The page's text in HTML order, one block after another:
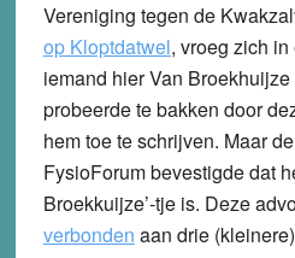
Vereniging tegen de
op Kloptdatwel, vroeg zich
iemand hier Van
probeerde te bakken door
hem toe te schrijven. Maar
FysioForum bevestigde dat
Broekkuijze’-tje is. Deze
verbonden aan drie